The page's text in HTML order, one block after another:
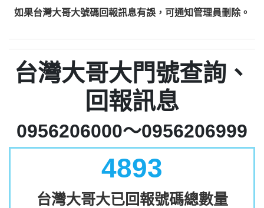
如果台灣大哥大號碼回報訊息有誤，可通知管理員刪除。
台灣大哥大門號查詢、
回報訊息
0956206000～0956206999
4893
台灣大哥大已回報號碼總數量